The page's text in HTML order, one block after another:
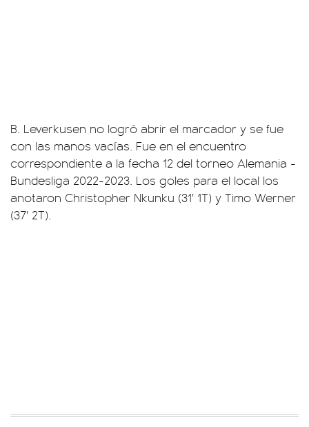
B. Leverkusen no logró abrir el marcador y se fue
con las manos vacías. Fue en el encuentro
correspondiente a la fecha 12 del torneo Alemania -
Bundesliga 2022-2023. Los goles para el local los
anotaron Christopher Nkunku (31' 1T) y Timo Werner
(37' 2T).